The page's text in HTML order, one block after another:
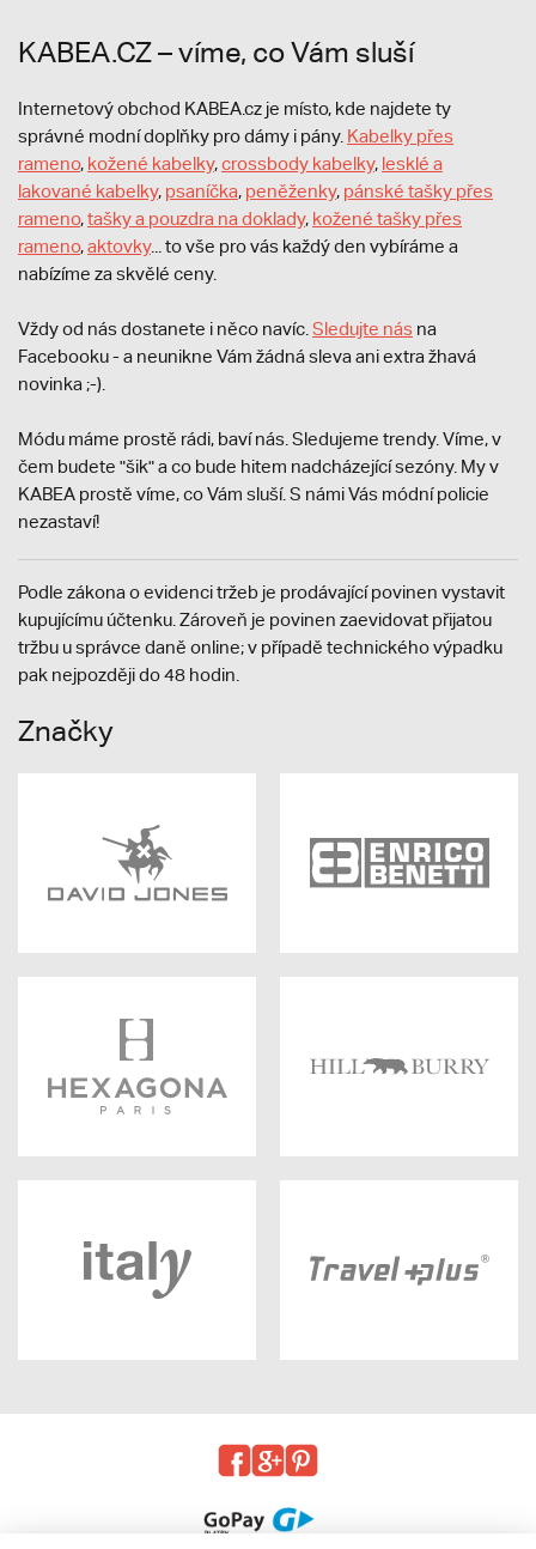
KABEA.CZ – víme, co Vám sluší
Internetový obchod KABEA.cz je místo, kde najdete ty
správné modní doplňky pro dámy i pány. Kabelky přes
rameno, kožené kabelky,crossbody kabelky, lesklé a
lakované kabelky, psaníčka, peněženky, pánské tašky přes
rameno,tašky a pouzdra na doklady, kožené tašky přes
rameno,aktovky... to vše pro vás každý den vybíráme a
nabízíme za skvělé ceny.
Vždy od nás dostanete i něco navíc. Sledujte nás na
Facebooku - a neunikne Vám žádná sleva ani extra žhavá
novinka ;-).
Módu máme prostě rádi, baví nás. Sledujeme trendy. Víme, v
čem budete "šik" a co bude hitem nadcházející sezóny. My v
KABEA prostě víme, co Vám sluší. S námi Vás módní policie
nezastaví!
Podle zákona o evidenci tržeb je prodávající povinen vystavit
kupujícímu účtenku. Zároveň je povinen zaevidovat přijatou
tržbu u správce daně online; v případě technického výpadku
pak nejpozději do 48 hodin.
Značky